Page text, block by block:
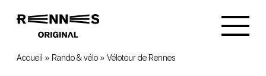
Accueil » Rando & vélo » Vélotour de Rennes